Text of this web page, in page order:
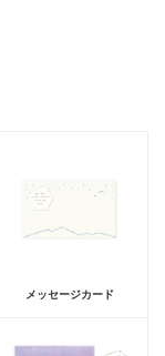
メッセージカード